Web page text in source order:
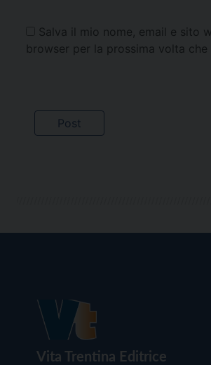
Salva il mio nome, email e sito
browser per la prossima volta che
Vita Trentina Editrice